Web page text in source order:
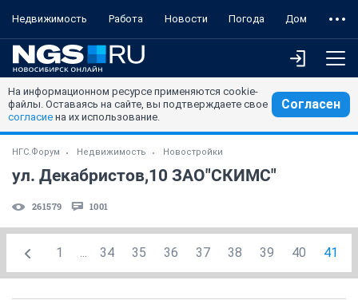
Недвижимость Работа Новости Погода Дом
На информационном ресурсе применяются cookie-
файлы. Оставаясь на сайте, вы подтверждаете свое
согласие на их использование.
Согласен
НГС.Форум Недвижимость Новостройки
ул. Декабристов,10 ЗАО"СКИМС"
261579 1001
1 ... 34 35 36 37 38 39 40 41